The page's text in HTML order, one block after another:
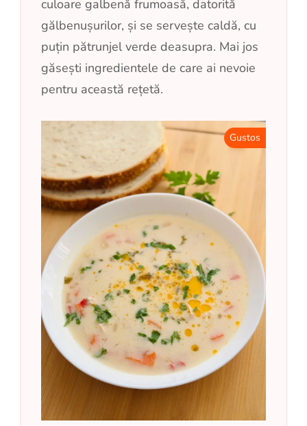
culoare galbenă frumoasă, datorită
gălbenușurilor, și se servește caldă, cu
puțin pătrunjel verde deasupra. Mai jos
găsești ingredientele de care ai nevoie
pentru această rețetă.
Gustos